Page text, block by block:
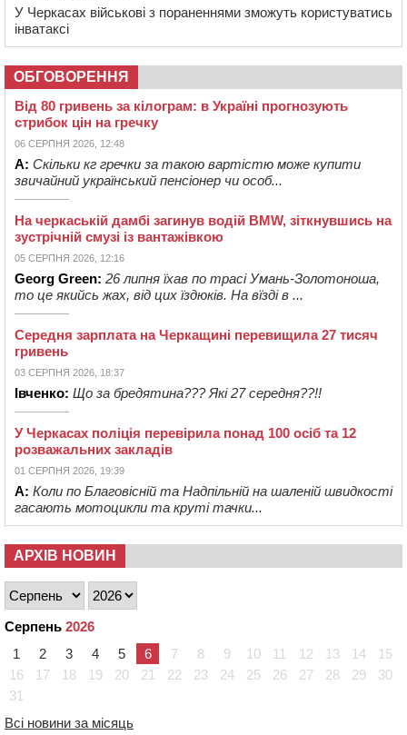
У Черкасах військові з пораненнями зможуть користуватись
інватаксі
ОБГОВОРЕННЯ
Від 80 гривень за кілограм: в Україні прогнозують
стрибок цін на гречку
06 СЕРПНЯ 2026, 12:48
А: Скільки кг гречки за такою вартістю може купити
звичайний український пенсіонер чи особ...
На черкаській дамбі загинув водій BMW, зіткнувшись на
зустрічній смузі із вантажівкою
05 СЕРПНЯ 2026, 12:16
Georg Green: 26 липня їхав по трасі Умань-Золотоноша,
то це якийсь жах, від цих їздюків. На вїзді в ...
Середня зарплата на Черкащині перевищила 27 тисяч
гривень
03 СЕРПНЯ 2026, 18:37
Івченко: Що за бредятина??? Які 27 середня??!!
У Черкасах поліція перевірила понад 100 осіб та 12
розважальних закладів
01 СЕРПНЯ 2026, 19:39
А: Коли по Благовісній та Надпільній на шаленій швидкості
гасають мотоцикли та круті тачки...
АРХІВ НОВИН
Серпень 2026
1
2 3 4 5 6 7 8 9 10 11 12 13 14
15
16
17 18 19 20 21 22 23 24 25 26 27 28 29
30
31
Всі новини за місяць